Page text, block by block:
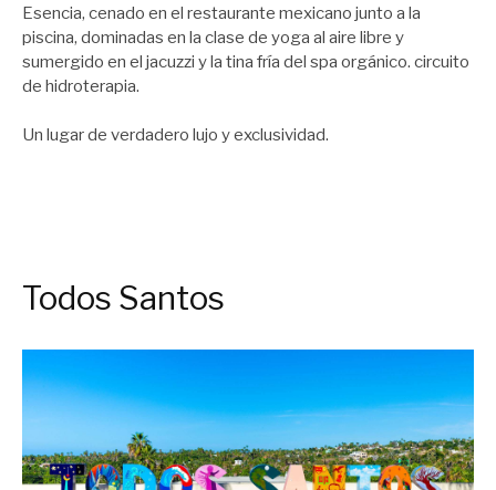
Esencia, cenado en el restaurante mexicano junto a la
piscina, dominadas en la clase de yoga al aire libre y
sumergido en el jacuzzi y la tina fría del spa orgánico. circuito
de hidroterapia.
Un lugar de verdadero lujo y exclusividad.
Todos Santos